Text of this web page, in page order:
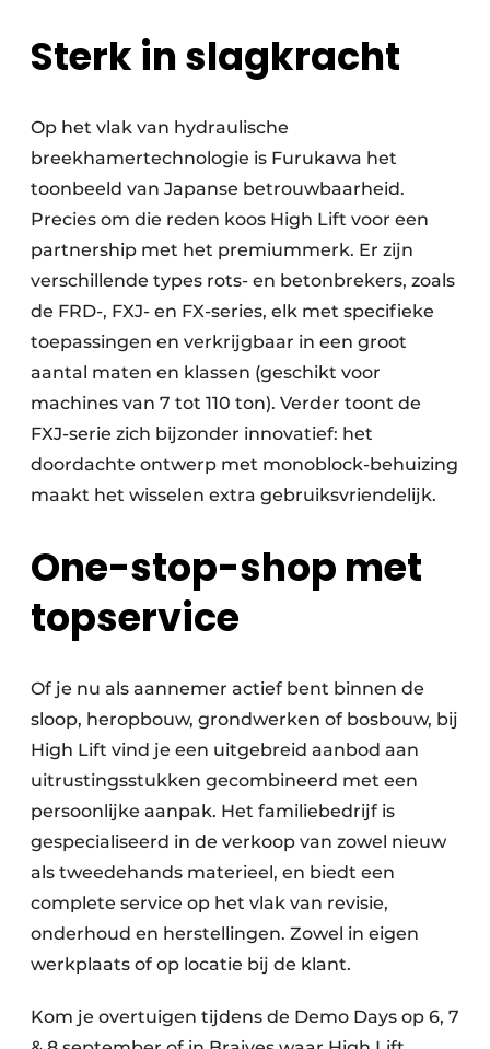
Sterk in slagkracht
Op het vlak van hydraulische
breekhamertechnologie is Furukawa het
toonbeeld van Japanse betrouwbaarheid.
Precies om die reden koos High Lift voor een
partnership met het premiummerk. Er zijn
verschillende types rots- en betonbrekers, zoals
de FRD-, FXJ- en FX-series, elk met specifieke
toepassingen en verkrijgbaar in een groot
aantal maten en klassen (geschikt voor
machines van 7 tot 110 ton). Verder toont de
FXJ-serie zich bijzonder innovatief: het
doordachte ontwerp met monoblock-behuizing
maakt het wisselen extra gebruiksvriendelijk.
One-stop-shop met
topservice
Of je nu als aannemer actief bent binnen de
sloop, heropbouw, grondwerken of bosbouw, bij
High Lift vind je een uitgebreid aanbod aan
uitrustingsstukken gecombineerd met een
persoonlijke aanpak. Het familiebedrijf is
gespecialiseerd in de verkoop van zowel nieuw
als tweedehands materieel, en biedt een
complete service op het vlak van revisie,
onderhoud en herstellingen. Zowel in eigen
werkplaats of op locatie bij de klant.
Kom je overtuigen tijdens de Demo Days op 6, 7